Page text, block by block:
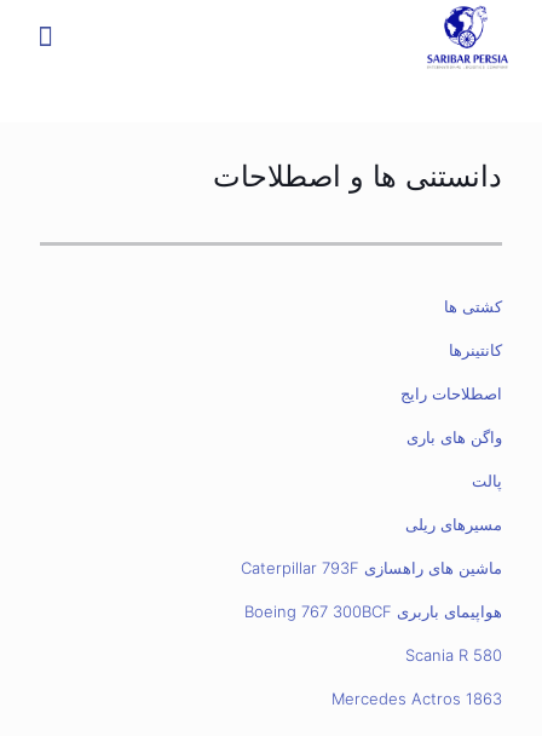
دانستنی ها و اصطلاحات
کشتی ها
کانتینرها
اصطلاحات رایج
واگن های باری
پالت
مسیرهای ریلی
ماشین های راهسازی Caterpillar 793F
هواپیمای باربری Boeing 767 300BCF
Scania R 580
Mercedes Actros 1863